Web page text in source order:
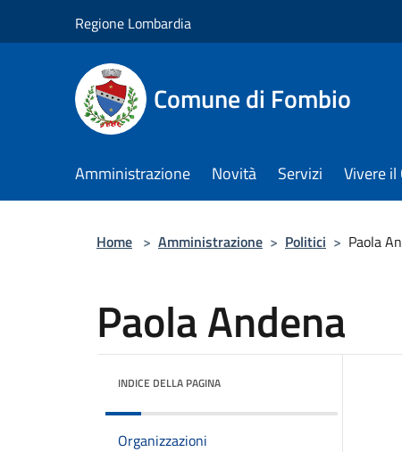
Regione Lombardia
Comune di Fombio
Amministrazione Novità Servizi Vivere
Home > Amministrazione > Politici > Paola
Paola Andena
INDICE DELLA PAGINA
Organizzazioni